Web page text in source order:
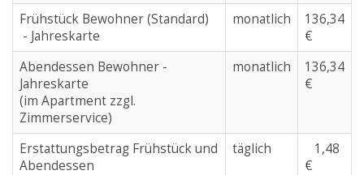
Frühstück Bewohner (Standard)
- Jahreskarte
monatlich
136,34
€
Abendessen Bewohner -
Jahreskarte
(im Apartment zzgl.
Zimmerservice)
monatlich
136,34
€
Erstattungsbetrag Frühstück und
Abendessen
täglich
1,48
€